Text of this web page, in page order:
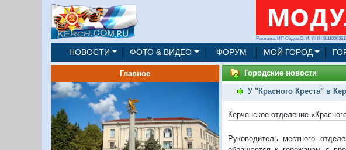
Реклама: ИП Седов О. И. ИНН
НОВОСТИ ФОТО & ВИДЕО ФОРУМ МОЙ ГОРОД
Главное Городские новости
У "Красного Креста" в
Керченское отделение
Руководитель местного